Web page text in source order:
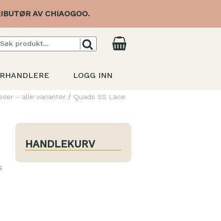
AV CHIAOGOO.
LOGG INN
- alle varianter / Quads SS Lace
HANDLEKURV